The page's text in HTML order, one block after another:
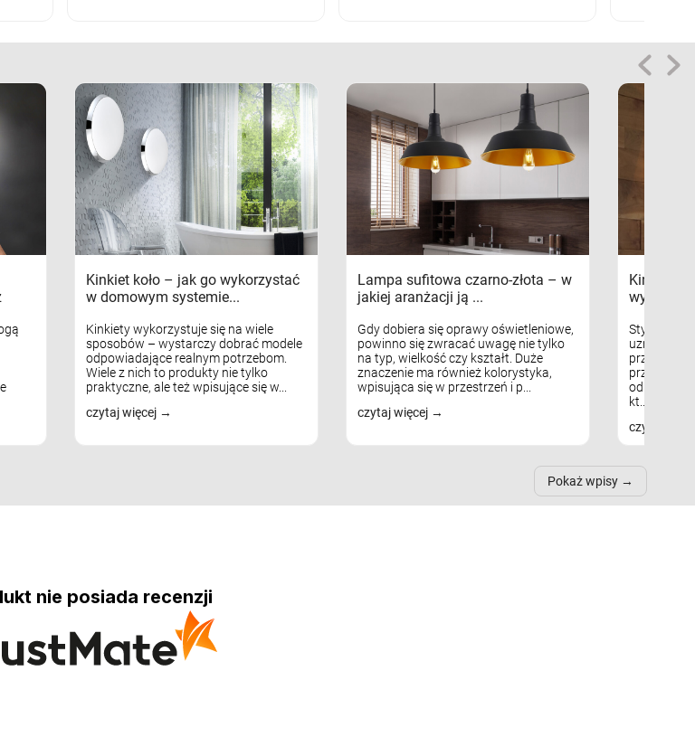
Kinkiet koło – jak go wykorzystać
w domowym systemie...
Kinkiety wykorzystuje się na wiele
sposobów – wystarczy dobrać modele
odpowiadające realnym potrzebom.
Wiele z nich to produkty nie tylko
praktyczne, ale też wpisujące się w...
czytaj więcej
Lampa sufitowa czarno-złota – w
jakiej aranżacji ją ...
Gdy dobiera się oprawy oświetleniowe,
powinno się zwracać uwagę nie tylko
na typ, wielkość czy kształt. Duże
znaczenie ma również kolorystyka,
wpisująca się w przestrzeń i p...
czytaj więcej
Kinkiety
Styl
uznaniem
kt...
czytaj
Pokaż wpisy
nie posiada recenzji